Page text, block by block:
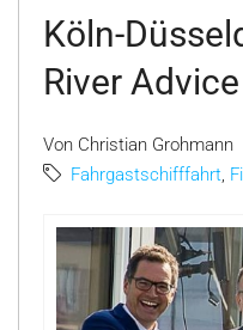
Köln-
River Advice
Von Christian Grohmann
Fahrgastschifffahrt,